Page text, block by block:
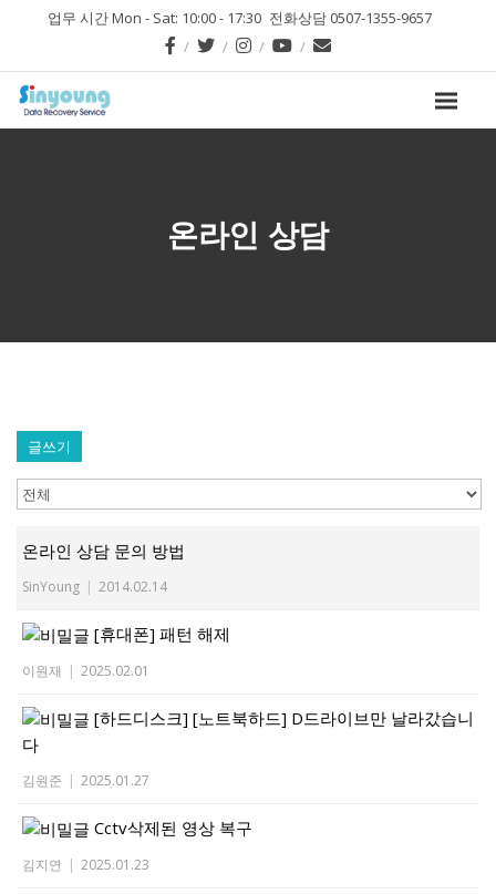
업무 시간 Mon - Sat: 10:00 - 17:30 전화상담 0507-1355-9657
온라인 상담
글쓰기
온라인 상담 문의 방법
SinYoung | 2014.02.14
[휴대폰] 패턴 해제
이원재 2025.02.01
[하드디스크] [노트북하드] D드라이브만 날라갔습니
다
김원준 2025.01.27
Cctv삭제된 영상 복구
김지연 2025.01.23